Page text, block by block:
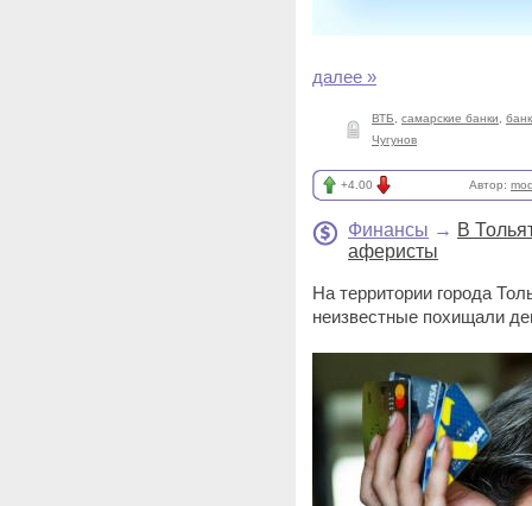
далее »
ВТБ самарские банки
Чугунов
+4.00 Автор:
Финансы → В
аферисты
На территории города
неизвестные похищали